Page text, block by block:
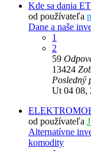
Kde sa dania
od používateľa
Dane a naše
1
2
59
13424
Posledný
Ut 04 08,
od používateľa
Alternatívne
komodity